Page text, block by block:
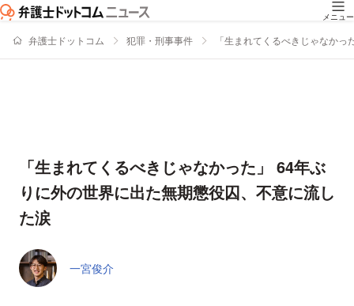
メニュー
弁護士ドットコム 犯罪・刑事事件 「生まれてくるべきじゃなか
「生まれてくるべきじゃなかった」 64年ぶ
りに外の世界に出た無期懲役囚、不意に流し
た涙
一宮俊介